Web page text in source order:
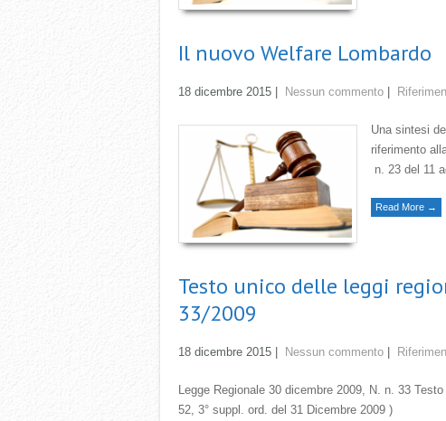
Il nuovo Welfare Lombardo
18 dicembre 2015 Nessun commento
Una sintesi
riferimento
n. 23 del 11
Read More →
Testo unico delle leggi
33/2009
18 dicembre 2015 Nessun commento
Legge Regionale 30 dicembre 2009, N. n. 33
52, 3° suppl. ord. del 31 Dicembre 2009 )